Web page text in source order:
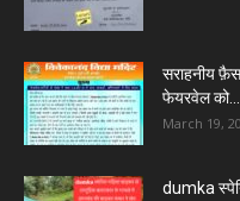
सराहनीय
फेयरवेल को...
March 19,
dumka